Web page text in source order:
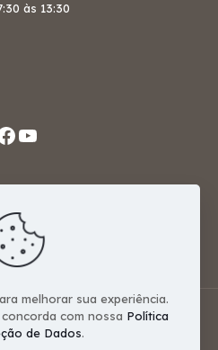
às 13:30
Youtube
- PR
000
Esperança - Desenvolvido
Websites
melhorar sua experiência.
com nossa Política
de Dados.